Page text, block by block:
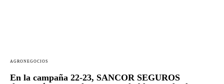
AGRONEGOCIOS
En la campaña 22-23, SANCOR SEGUROS